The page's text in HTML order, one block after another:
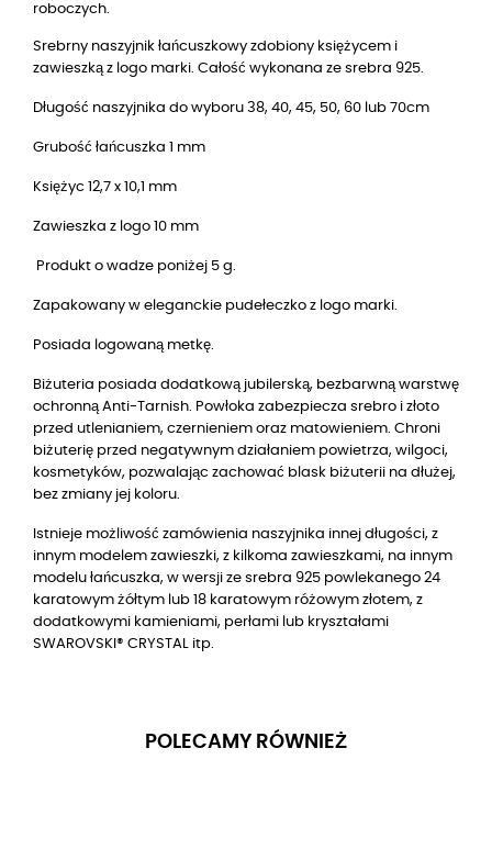
roboczych.
Srebrny naszyjnik łańcuszkowy zdobiony księżycem i
zawieszką z logo marki. Całość wykonana ze srebra 925.
Długość naszyjnika do wyboru 38, 40, 45, 50, 60 lub 70cm
Grubość łańcuszka 1 mm
Księżyc 12,7 x 10,1 mm
Zawieszka z logo 10 mm
Produkt o wadze poniżej 5 g.
Zapakowany w eleganckie pudełeczko z logo marki.
Posiada logowaną metkę.
Biżuteria posiada dodatkową jubilerską, bezbarwną warstwę
ochronną Anti-Tarnish. Powłoka zabezpiecza srebro i złoto
przed utlenianiem, czernieniem oraz matowieniem. Chroni
biżuterię przed negatywnym działaniem powietrza, wilgoci,
kosmetyków, pozwalając zachować blask biżuterii na dłużej,
bez zmiany jej koloru.
Istnieje możliwość zamówienia naszyjnika innej długości, z
innym modelem zawieszki, z kilkoma zawieszkami, na innym
modelu łańcuszka, w wersji ze srebra 925 powlekanego 24
karatowym żółtym lub 18 karatowym różowym złotem, z
dodatkowymi kamieniami, perłami lub kryształami
SWAROVSKI® CRYSTAL itp.
POLECAMY RÓWNIEŻ